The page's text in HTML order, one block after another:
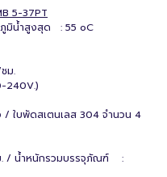
5-37PT
มิน้ำสูงสุด : 55 oC
ม.
สเตนเลส 304 จำนวน 4
หนักรวมบรรจุภัณฑ์ :